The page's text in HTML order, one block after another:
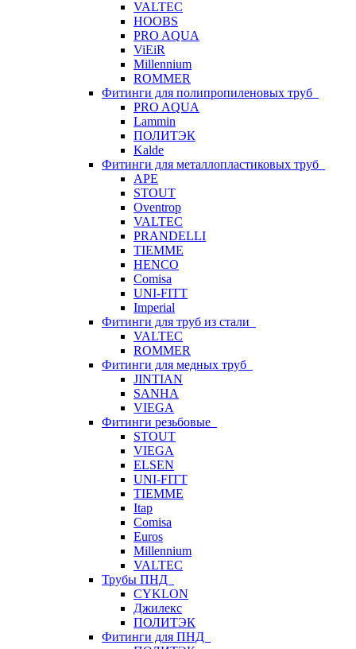
VALTEC
HOOBS
PRO AQUA
ViEiR
Millennium
ROMMER
Фитинги для полипропиленовых труб
PRO AQUA
Lammin
ПОЛИТЭК
Kalde
Фитинги для металлопластиковых труб
APE
STOUT
Oventrop
VALTEC
PRANDELLI
TIEMME
HENCO
Comisa
UNI-FITT
Imperial
Фитинги для труб из стали
VALTEC
ROMMER
Фитинги для медных труб
JINTIAN
SANHA
VIEGA
Фитинги резьбовые
STOUT
VIEGA
ELSEN
UNI-FITT
TIEMME
Itap
Comisa
Euros
Millennium
VALTEC
Трубы ПНД
CYKLON
Джилекс
ПОЛИТЭК
Фитинги для ПНД